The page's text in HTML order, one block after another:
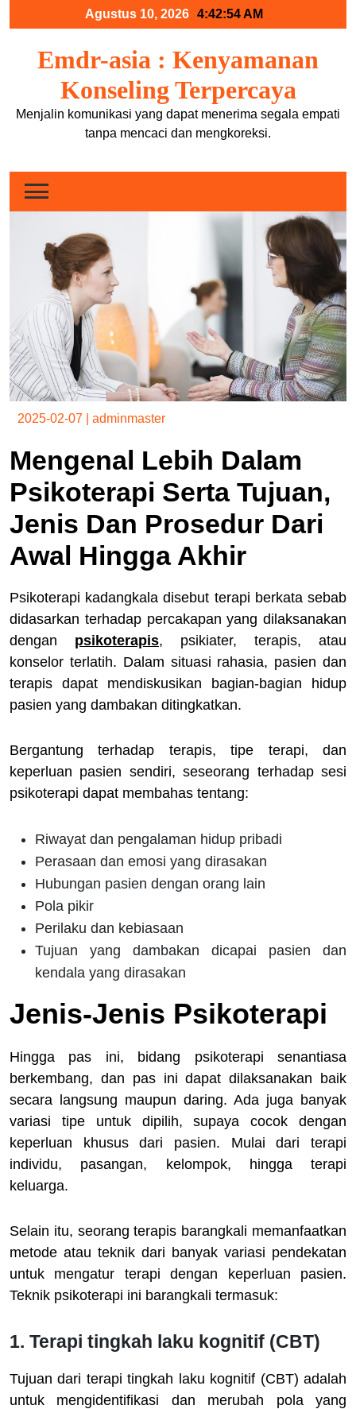
Agustus 10, 2026 4:42:54 AM
Emdr-asia : Kenyamanan
Konseling Terpercaya
Menjalin komunikasi yang dapat menerima segala empati
tanpa mencaci dan mengkoreksi.
2025-02-07 adminmaster
Mengenal Lebih Dalam
Psikoterapi Serta Tujuan,
Jenis Dan Prosedur Dari
Awal Hingga Akhir
Psikoterapi kadangkala disebut terapi berkata sebab
didasarkan terhadap percakapan yang dilaksanakan
dengan psikoterapis, psikiater, terapis, atau
konselor terlatih. Dalam situasi rahasia, pasien dan
terapis dapat mendiskusikan bagian-bagian hidup
pasien yang dambakan ditingkatkan.
Bergantung terhadap terapis, tipe terapi, dan
keperluan pasien sendiri, seseorang terhadap sesi
psikoterapi dapat membahas tentang:
Riwayat dan pengalaman hidup pribadi
Perasaan dan emosi yang dirasakan
Hubungan pasien dengan orang lain
Pola pikir
Perilaku dan kebiasaan
Tujuan yang dambakan dicapai pasien dan
kendala yang dirasakan
Jenis-Jenis Psikoterapi
Hingga pas ini, bidang psikoterapi senantiasa
berkembang, dan pas ini dapat dilaksanakan baik
secara langsung maupun daring. Ada juga banyak
variasi tipe untuk dipilih, supaya cocok dengan
keperluan khusus dari pasien. Mulai dari terapi
individu, pasangan, kelompok, hingga terapi
keluarga.
Selain itu, seorang terapis barangkali memanfaatkan
metode atau teknik dari banyak variasi pendekatan
untuk mengatur terapi dengan keperluan pasien.
Teknik psikoterapi ini barangkali termasuk:
1. Terapi tingkah laku kognitif (CBT)
Tujuan dari terapi tingkah laku kognitif (CBT) adalah
untuk mengidentifikasi dan merubah pola yang